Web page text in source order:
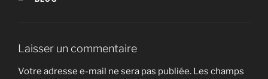
Laisser un commentaire
Votre adresse e-mail ne sera pas publiée. Les champs